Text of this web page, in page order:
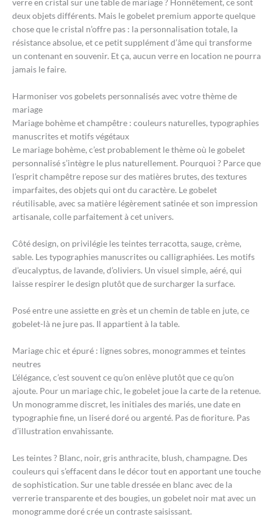
verre en cristal sur une table de mariage ? Honnêtement, ce sont
deux objets différents. Mais le gobelet premium apporte quelque
chose que le cristal n’offre pas : la personnalisation totale, la
résistance absolue, et ce petit supplément d’âme qui transforme
un contenant en souvenir. Et ça, aucun verre en location ne pourra
jamais le faire.
Harmoniser vos gobelets personnalisés avec votre thème de
mariage
Mariage bohème et champêtre : couleurs naturelles, typographies
manuscrites et motifs végétaux
Le mariage bohème, c’est probablement le thème où le gobelet
personnalisé s’intègre le plus naturellement. Pourquoi ? Parce que
l’esprit champêtre repose sur des matières brutes, des textures
imparfaites, des objets qui ont du caractère. Le gobelet
réutilisable, avec sa matière légèrement satinée et son impression
artisanale, colle parfaitement à cet univers.
Côté design, on privilégie les teintes terracotta, sauge, crème,
sable. Les typographies manuscrites ou calligraphiées. Les motifs
d’eucalyptus, de lavande, d’oliviers. Un visuel simple, aéré, qui
laisse respirer le design plutôt que de surcharger la surface.
Posé entre une assiette en grès et un chemin de table en jute, ce
gobelet-là ne jure pas. Il appartient à la table.
Mariage chic et épuré : lignes sobres, monogrammes et teintes
neutres
L’élégance, c’est souvent ce qu’on enlève plutôt que ce qu’on
ajoute. Pour un mariage chic, le gobelet joue la carte de la retenue.
Un monogramme discret, les initiales des mariés, une date en
typographie fine, un liseré doré ou argenté. Pas de fioriture. Pas
d’illustration envahissante.
Les teintes ? Blanc, noir, gris anthracite, blush, champagne. Des
couleurs qui s’effacent dans le décor tout en apportant une touche
de sophistication. Sur une table dressée en blanc avec de la
verrerie transparente et des bougies, un gobelet noir mat avec un
monogramme doré crée un contraste saisissant.